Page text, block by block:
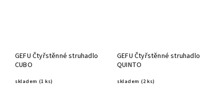
GEFU Čtyřstěnné struhadlo
CUBO
skladem (1 ks)
GEFU Čtyřstěnné struhadlo
QUINTO
skladem (2 ks)